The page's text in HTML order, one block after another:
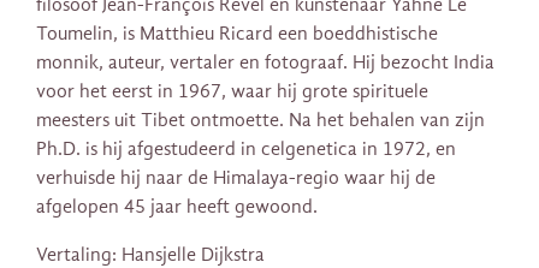
filosoof Jean-François Revel en kunstenaar Yahne Le
Toumelin, is Matthieu Ricard een boeddhistische
monnik, auteur, vertaler en fotograaf. Hij bezocht India
voor het eerst in 1967, waar hij grote spirituele
meesters uit Tibet ontmoette. Na het behalen van zijn
Ph.D. is hij afgestudeerd in celgenetica in 1972, en
verhuisde hij naar de Himalaya-regio waar hij de
afgelopen 45 jaar heeft gewoond.
Vertaling: Hansjelle Dijkstra